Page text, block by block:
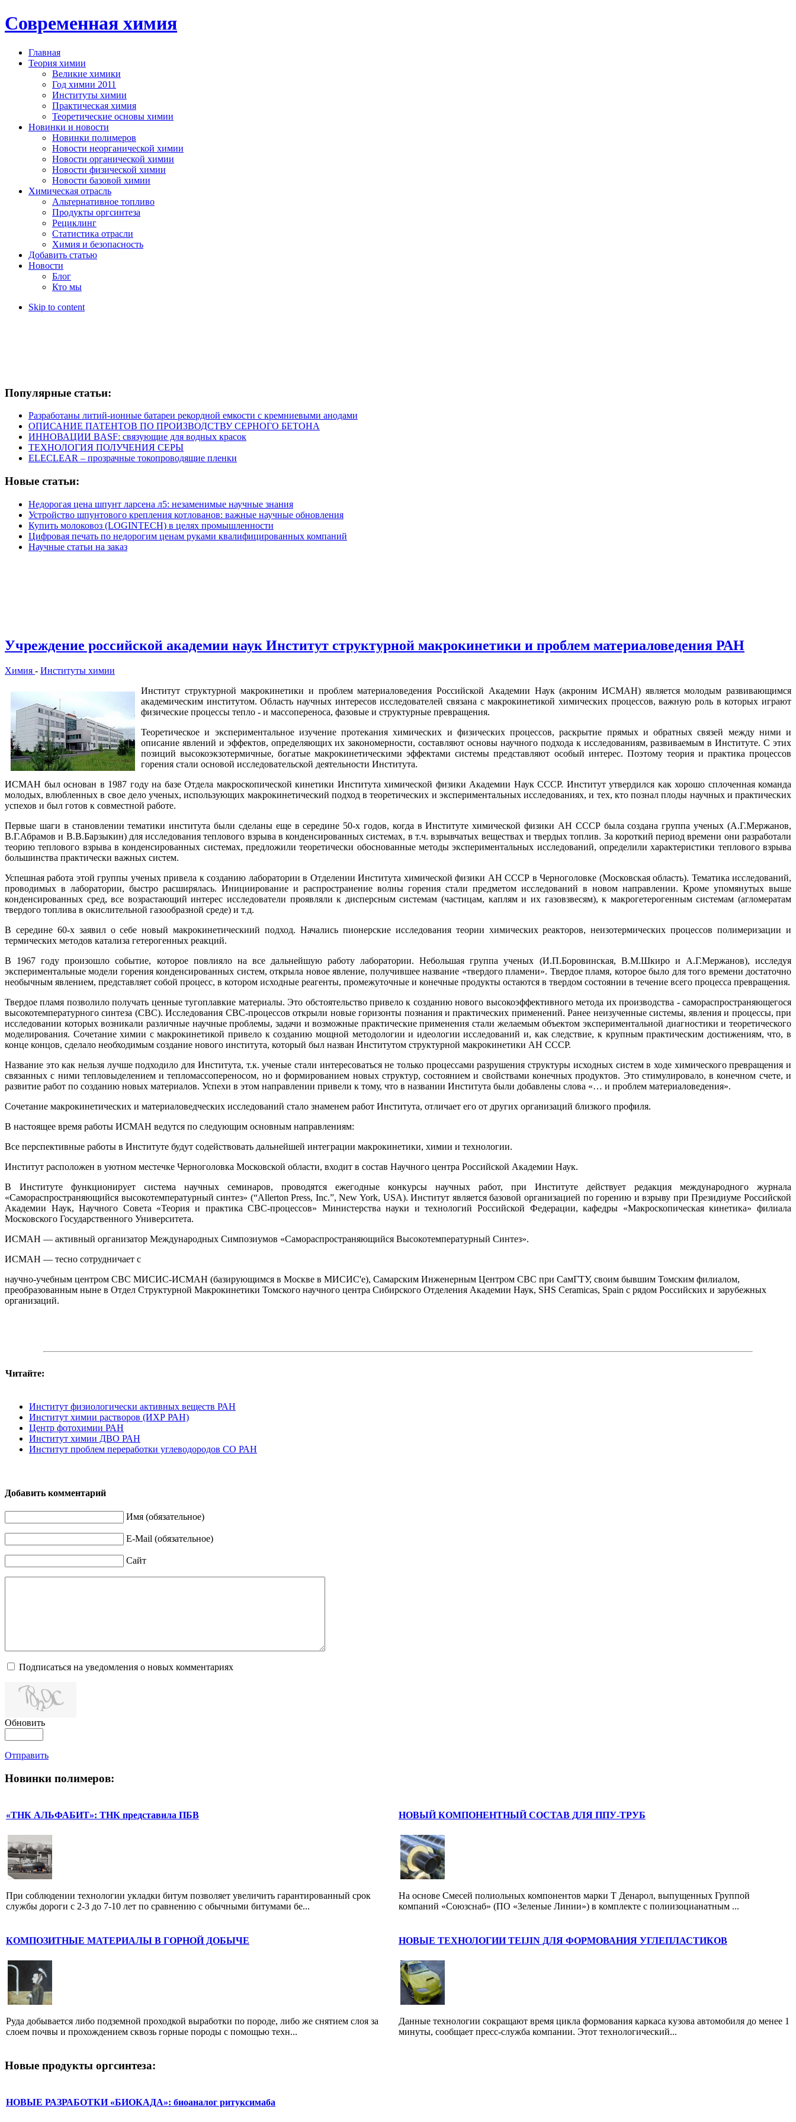
Современная химия
Главная
Теория химии
Великие химики
Год химии 2011
Институты химии
Практическая химия
Теоретические основы химии
Новинки и новости
Новинки полимеров
Новости неорганической химии
Новости органической химии
Новости физической химии
Новости базовой химии
Химическая отрасль
Альтернативное топливо
Продукты оргсинтеза
Рециклинг
Статистика отрасли
Химия и безопасность
Добавить статью
Новости
Блог
Кто мы
Skip to content
Популярные статьи:
Разработаны литий-ионные батареи рекордной емкости с кремниевыми анодами
ОПИСАНИЕ ПАТЕНТОВ ПО ПРОИЗВОДСТВУ СЕРНОГО БЕТОНА
ИННОВАЦИИ BASF: связующие для водных красок
ТЕХНОЛОГИЯ ПОЛУЧЕНИЯ СЕРЫ
ELECLEAR – прозрачные токопроводящие пленки
Новые статьи:
Недорогая цена шпунт ларсена л5: незаменимые научные знания
Устройство шпунтового крепления котлованов: важные научные обновления
Купить молоковоз (LOGINTECH) в целях промышленности
Цифровая печать по недорогим ценам руками квалифицированных компаний
Научные статьи на заказ
Учреждение российской академии наук Институт структурной макрокинетики и проблем материаловедения РАН
Химия - Институты химии
Институт структурной макрокинетики и проблем материаловедения Российской Академии Наук (акроним ИСМАН) является молодым развивающимся
академическим институтом. Область научных интересов исследователей связана с макрокинетикой химических процессов, важную роль в которых играют
физические процессы тепло - и массопереноса, фазовые и структурные превращения.
Теоретическое и экспериментальное изучение протекания химических и физических процессов, раскрытие прямых и обратных связей между ними и
описание явлений и эффектов, определяющих их закономерности, составляют основы научного подхода к исследованиям, развиваемым в Институте. С этих
позиций высокоэкзотермичные, богатые макрокинетическими эффектами системы представляют особый интерес. Поэтому теория и практика процессов
горения стали основой исследовательской деятельности Института.
ИСМАН был основан в 1987 году на базе Отдела макроскопической кинетики Института химической физики Академии Наук СССР. Институт утвердился как хорошо сплоченная команда
молодых, влюбленных в свое дело ученых, использующих макрокинетический подход в теоретических и экспериментальных исследованиях, и тех, кто познал плоды научных и практических
успехов и был готов к совместной работе.
Первые шаги в становлении тематики института были сделаны еще в середине 50-х годов, когда в Институте химической физики АН СССР была создана группа ученых (А.Г.Мержанов,
В.Г.Абрамов и В.В.Барзыкин) для исследования теплового взрыва в конденсированных системах, в т.ч. взрывчатых веществах и твердых топлив. За короткий период времени они разработали
теорию теплового взрыва в конденсированных системах, предложили теоретически обоснованные методы экспериментальных исследований, определили характеристики теплового взрыва
большинства практически важных систем.
Успешная работа этой группы ученых привела к созданию лаборатории в Отделении Института химической физики АН СССР в Черноголовке (Московская область). Тематика исследований,
проводимых в лаборатории, быстро расширялась. Инициирование и распространение волны горения стали предметом исследований в новом направлении. Кроме упомянутых выше
конденсированных сред, все возрастающий интерес исследователи проявляли к дисперсным системам (частицам, каплям и их газовзвесям), к макрогетерогенным системам (агломератам
твердого топлива в окислительной газообразной среде) и т.д.
В середине 60-х заявил о себе новый макрокинетическиий подход. Начались пионерские исследования теории химических реакторов, неизотермических процессов полимеризации и
термических методов катализа гетерогенных реакций.
В 1967 году произошло событие, которое повлияло на все дальнейшую работу лаборатории. Небольшая группа ученых (И.П.Боровинская, В.М.Шкиро и А.Г.Мержанов), исследуя
экспериментальные модели горения конденсированных систем, открыла новое явление, получившее название «твердого пламени». Твердое пламя, которое было для того времени достаточно
необычным явлением, представляет собой процесс, в котором исходные реагенты, промежуточные и конечные продукты остаются в твердом состоянии в течение всего процесса превращения.
Твердое пламя позволило получать ценные тугоплавкие материалы. Это обстоятельство привело к созданию нового высокоэффективного метода их производства - самораспространяющегося
высокотемпературного синтеза (СВС). Исследования СВС-процессов открыли новые горизонты познания и практических применений. Ранее неизученные системы, явления и процессы, при
исследовании которых возникали различные научные проблемы, задачи и возможные практические применения стали желаемым объектом экспериментальной диагностики и теоретического
моделирования. Сочетание химии с макрокинетикой привело к созданию мощной методологии и идеологии исследований и, как следствие, к крупным практическим достижениям, что, в
конце концов, сделало необходимым создание нового института, который был назван Институтом структурной макрокинетики АН СССР.
Название это как нельзя лучше подходило для Института, т.к. ученые стали интересоваться не только процессами разрушения структуры исходных систем в ходе химического превращения и
связанных с ними тепловыделением и тепломассопереносом, но и формированием новых структур, состоянием и свойствами конечных продуктов. Это стимулировало, в конечном счете, и
развитие работ по созданию новых материалов. Успехи в этом направлении привели к тому, что в названии Института были добавлены слова «… и проблем материаловедения».
Сочетание макрокинетических и материаловедческих исследований стало знаменем работ Института, отличает его от других организаций близкого профиля.
В настоящее время работы ИСМАН ведутся по следующим основным направлениям:
Все перспективные работы в Институте будут содействовать дальнейшей интеграции макрокинетики, химии и технологии.
Институт расположен в уютном местечке Черноголовка Московской области, входит в состав Научного центра Российской Академии Наук.
В Институте функционирует система научных семинаров, проводятся ежегодные конкурсы научных работ, при Институте действует редакция международного журнала
«Самораспространяющийся высокотемпературный синтез» (“Allerton Press, Inc.”, New York, USA). Институт является базовой организацией по горению и взрыву при Президиуме Российской
Академии Наук, Научного Совета «Теория и практика СВС-процессов» Министерства науки и технологий Российской Федерации, кафедры «Макроскопическая кинетика» филиала
Московского Государственного Университета.
ИСМАН — активный организатор Международных Симпозиумов «Самораспространяющийся Высокотемпературный Синтез».
ИСМАН — тесно сотрудничает с
научно-учебным центром СВС МИСИС-ИСМАН (базирующимся в Москве в МИСИС'е), Самарским Инженерным Центром СВС при СамГТУ, своим бывшим Томским филиалом,
преобразованным ныне в Отдел Структурной Макрокинетики Томского научного центра Сибирского Отделения Академии Наук, SHS Ceramicas, Spain с рядом Российских и зарубежных
организаций.
Читайте:
Институт физиологически активных веществ РАН
Институт химии растворов (ИХР РАН)
Центр фотохимии РАН
Институт химии ДВО РАН
Институт проблем переработки углеводородов СО РАН
Добавить комментарий
Имя (обязательное)
E-Mail (обязательное)
Сайт
Подписаться на уведомления о новых комментариях
Обновить
Отправить
Новинки полимеров:
«ТНК АЛЬФАБИТ»: ТНК представила ПБВ
При соблюдении технологии укладки битум позволяет увеличить гарантированный срок
службы дороги с 2-3 до 7-10 лет по сравнению с обычными битумами бе...
НОВЫЙ КОМПОНЕНТНЫЙ СОСТАВ ДЛЯ ППУ-ТРУБ
На основе Смесей полиольных компонентов марки Т Денарол, выпущенных Группой
компаний «Союзснаб» (ПО «Зеленые Линии») в комплекте с полиизоцианатным ...
КОМПОЗИТНЫЕ МАТЕРИАЛЫ В ГОРНОЙ ДОБЫЧЕ
Руда добывается либо подземной проходкой выработки по породе, либо же снятием слоя за
слоем почвы и прохождением сквозь горные породы с помощью техн...
НОВЫЕ ТЕХНОЛОГИИ TEIJIN ДЛЯ ФОРМОВАНИЯ УГЛЕПЛАСТИКОВ
Данные технологии сокращают время цикла формования каркаса кузова автомобиля до менее 1
минуты, сообщает пресс-служба компании. Этот технологический...
Новые продукты оргсинтеза:
НОВЫЕ РАЗРАБОТКИ «БИОКАДА»: биоаналог ритуксимаба